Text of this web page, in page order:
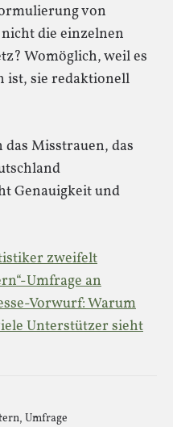
von
die einzelnen
Womöglich, weil es
ist, sie redaktionell
das Misstrauen, das
Genauigkeit und
zweifelt
Umfrage an
Vorwurf: Warum
Unterstützer sieht
, Umfrage